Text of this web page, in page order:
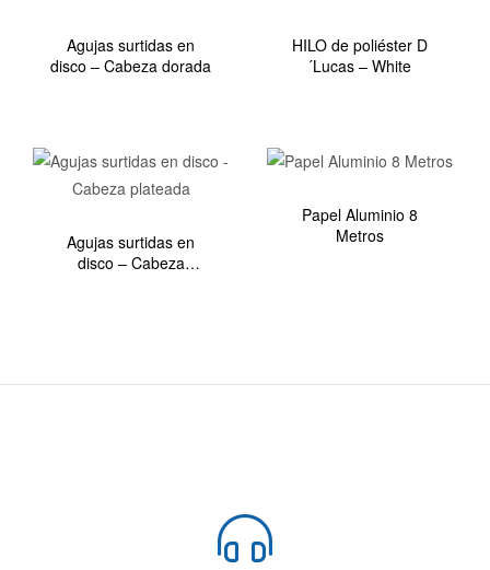
Agujas surtidas en
disco – Cabeza dorada
HILO de poliéster D
´Lucas – White
Agujas surtidas en
disco – Cabeza
Papel Aluminio 8
Metros